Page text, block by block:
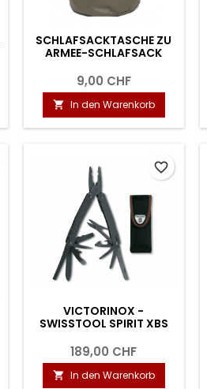
SCHLAFSACKTASCHE ZU
ARMEE-SCHLAFSACK
9,00 CHF
 In den Warenkorb
VICTORINOX -
SWISSTOOL SPIRIT XBS
189,00 CHF
 In den Warenkorb
favorite_border